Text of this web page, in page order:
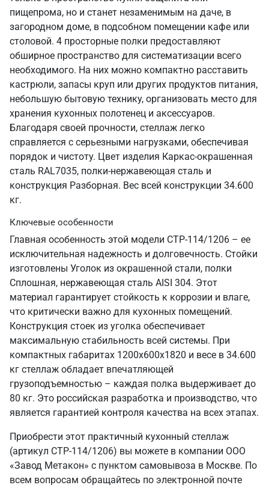
пищепрома, но и станет незаменимым на даче, в
загородном доме, в подсобном помещении кафе или
столовой. 4 просторные полки предоставляют
обширное пространство для систематизации всего
необходимого. На них можно компактно расставить
кастрюли, запасы круп или других продуктов питания,
небольшую бытовую технику, организовать место для
хранения кухонных полотенец и аксессуаров.
Благодаря своей прочности, стеллаж легко
справляется с серьезными нагрузками, обеспечивая
порядок и чистоту. Цвет изделия Каркас-окрашенная
сталь RAL7035, полки-нержавеющая сталь и
конструкция Разборная. Вес всей конструкции 34.600
кг.
Ключевые особенности
Главная особенность этой модели СТР-114/1206 – ее
исключительная надежность и долговечность. Стойки
изготовлены Уголок из окрашенной стали, полки
Сплошная, нержавеющая сталь AISI 304. Этот
материал гарантирует стойкость к коррозии и влаге,
что критически важно для кухонных помещений.
Конструкция стоек из уголка обеспечивает
максимальную стабильность всей системы. При
компактных габаритах 1200х600х1820 и весе в 34.600
кг стеллаж обладает впечатляющей
грузоподъемностью – каждая полка выдерживает до
80 кг. Это российская разработка и производство, что
является гарантией контроля качества на всех этапах.
Приобрести этот практичный кухонный стеллаж
(артикул СТР-114/1206) вы можете в компании ООО
«Завод Метакон» с пунктом самовывоза в Москве. По
всем вопросам обращайтесь по электронной почте